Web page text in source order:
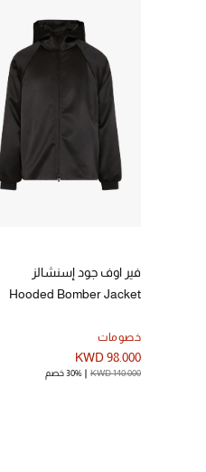
فير اوف جود إسنشالز
Hooded Bomber Jacket
خصومات
KWD 98.000
KWD 140.000 30% خصم